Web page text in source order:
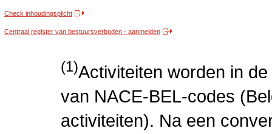
Check inhoudingsplicht
Centraal register van bestuursverboden - aanmelden
(1)Activiteiten worden in
van NACE-BEL-codes
activiteiten). Na een